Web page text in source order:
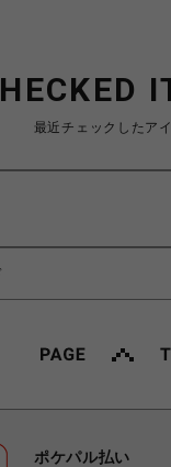
最近チェックしたア
ポケパル払い